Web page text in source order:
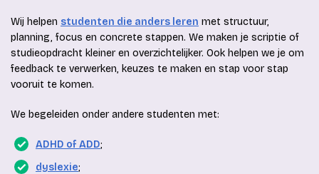
Wij helpen studenten die anders leren met structuur,
planning, focus en concrete stappen. We maken je scriptie of
studieopdracht kleiner en overzichtelijker. Ook helpen we je om
feedback te verwerken, keuzes te maken en stap voor stap
vooruit te komen.
We begeleiden onder andere studenten met:
ADHD of ADD;
dyslexie;